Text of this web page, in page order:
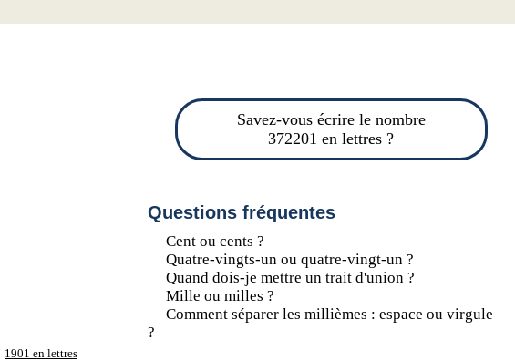
Savez-vous écrire le nombre
372201 en lettres ?
Questions fréquentes
Cent ou cents ?
Quatre-vingts-un ou quatre-vingt-un ?
Quand dois-je mettre un trait d'union ?
Mille ou milles ?
Comment séparer les millièmes : espace ou virgule
?
1901 en lettres